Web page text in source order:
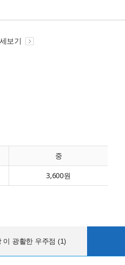
보기
중
3,600원
이 광활한 우주점 (1)